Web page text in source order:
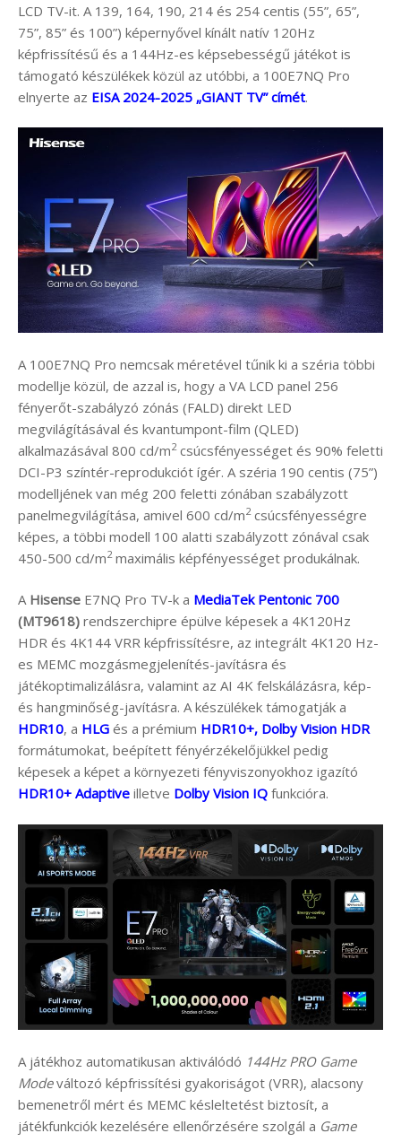
LCD TV-it. A 139, 164, 190, 214 és 254 centis (55”, 65”,
75”, 85” és 100”) képernyővel kínált natív 120Hz
képfrissítésű és a 144Hz-es képsebességű játékot is
támogató készülékek közül az utóbbi, a 100E7NQ Pro
elnyerte az EISA 2024-2025 „GIANT TV” címét.
A 100E7NQ Pro nemcsak méretével tűnik ki a széria többi
modellje közül, de azzal is, hogy a VA LCD panel 256
fényerőt-szabályzó zónás (FALD) direkt LED
megvilágításával és kvantumpont-film (QLED)
alkalmazásával 800 cd/m2csúcsfényességet és 90% feletti
DCI-P3 színtér-reprodukciót ígér. A széria 190 centis (75”)
modelljének van még 200 feletti zónában szabályzott
panelmegvilágítása, amivel 600 cd/m2csúcsfényességre
képes, a többi modell 100 alatti szabályzott zónával csak
450-500 cd/m2maximális képfényességet produkálnak.
AHisense E7NQ Pro TV-k a MediaTek Pentonic 700
(MT9618) rendszerchipre épülve képesek a 4K120Hz
HDR és 4K144 VRR képfrissítésre, az integrált 4K120 Hz-
es MEMC mozgásmegjelenítés-javításra és
játékoptimalizálásra, valamint az AI 4K felskálázásra, kép-
és hangminőség-javításra. A készülékek támogatják a
HDR10, a HLG és a prémium HDR10+, Dolby Vision HDR
formátumokat, beépített fényérzékelőjükkel pedig
képesek a képet a környezeti fényviszonyokhoz igazító
HDR10+ Adaptive illetve Dolby Vision IQ funkcióra.
A játékhoz automatikusan aktiválódó 144Hz PRO Game
Modeváltozó képfrissítési gyakoriságot (VRR), alacsony
bemenetről mért és MEMC késleltetést biztosít, a
játékfunkciók kezelésére ellenőrzésére szolgál a Game